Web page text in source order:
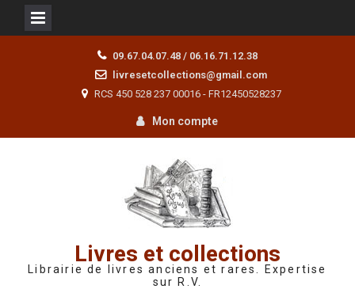
09.67.04.07.48 / 06.16.71.12.38
livresetcollections@gmail.com
RCS 450 528 237 00016 - FR12450528237
Mon compte
Livres et collections
Librairie de livres anciens et rares. Expertise
sur R.V.